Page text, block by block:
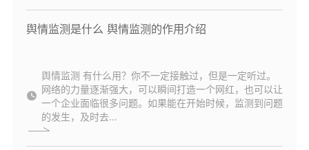
舆情监测是什么 舆情监测的作用介绍
舆情监测 有什么用？你不一定接触过，但是一定听过。
网络的力量逐渐强大，可以瞬间打造一个网红，也可以让
一个企业面临很多问题。如果能在开始时候，监测到问题
的发生，及时去...